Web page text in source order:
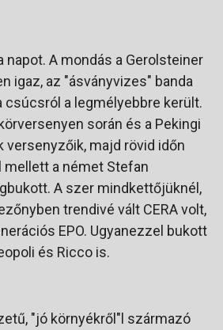
napot. A mondás a Gerolsteiner
igaz, az "ásványvizes" banda
csúcsról a legmélyebbre került.
során és a Pekingi
versenyzőik, majd rövid időn
mellett a német Stefan
A szer mindkettőjüknél,
trendivé vált CERA volt,
EPO. Ugyanezzel bukott
és Ricco is.
"jó környékről"l származó